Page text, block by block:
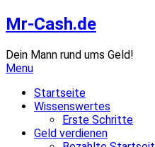
Skip
to
content
Mr-Cash.de
Dein Mann rund ums Geld!
Menu
Startseite
Wissenswertes
Erste Schritte
Geld verdienen